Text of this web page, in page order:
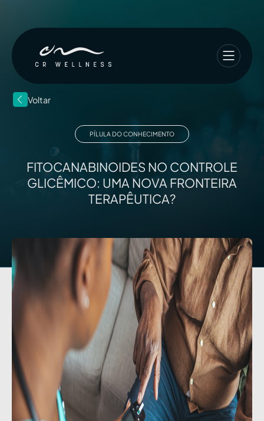
Voltar
PÍLULA DO CONHECIMENTO
FITOCANABINOIDES NO CONTROLE
GLICÊMICO: UMA NOVA FRONTEIRA
TERAPÊUTICA?